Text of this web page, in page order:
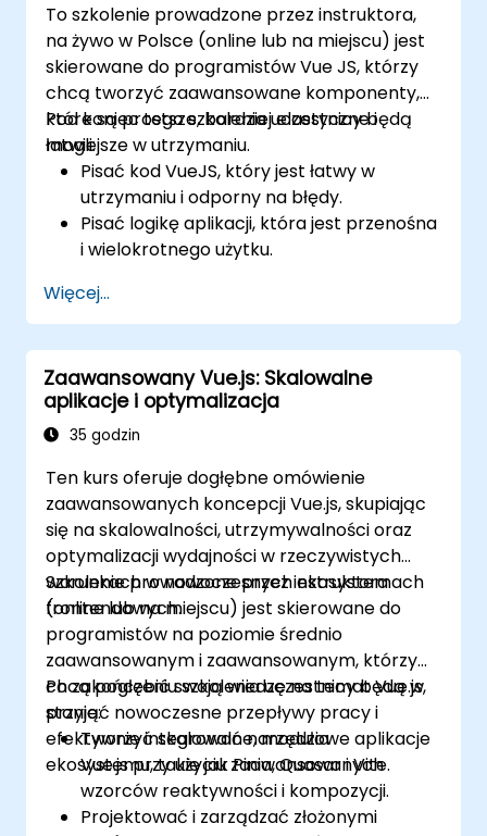
To szkolenie prowadzone przez instruktora,
na żywo w Polsce (online lub na miejscu) jest
skierowane do programistów Vue JS, którzy
chcą tworzyć zaawansowane komponenty,
które są prostsze, bardziej elastyczne i
łatwiejsze w utrzymaniu.
Pod koniec tego szkolenia uczestnicy będą
mogli:
Pisać kod VueJS, który jest łatwy w
utrzymaniu i odporny na błędy.
Pisać logikę aplikacji, która jest przenośna
i wielokrotnego użytku.
widżety, unikając niepotrzebnej
złożoności.
Więcej...
Zaawansowany Vue.js: Skalowalne
aplikacje i optymalizacja
35 godzin
Ten kurs oferuje dogłębne omówienie
zaawansowanych koncepcji Vue.js, skupiając
się na skalowalności, utrzymywalności oraz
optymalizacji wydajności w rzeczywistych
warunkach w nowoczesnych ekosystemach
frontendowych.
Szkolenie prowadzone przez instruktora
(online lub na miejscu) jest skierowane do
programistów na poziomie średnio
zaawansowanym i zaawansowanym, którzy
chcą pogłębić swoją wiedzę na temat Vue.js,
przyjąć nowoczesne przepływy pracy i
efektywnie integrować narzędzia
ekosystemu, takie jak Pinia, Quasar i Vite.
Po zakończeniu szkolenia uczestnicy będą w
stanie:
Tworzyć skalowalne, modułowe aplikacje
Vue.js przy użyciu zaawansowanych
wzorców reaktywności i kompozycji.
Projektować i zarządzać złożonymi